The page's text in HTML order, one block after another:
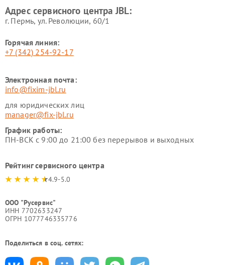
Адрес сервисного центра JBL:
г. Пермь, ул. ​Революции, 60/1
Горячая линия:
+7 (342) 254-92-17
Электронная почта:
info@fixim-jbl.ru
для юридических лиц
manager@fix-jbl.ru
График работы:
ПН-ВСК с 9:00 до 21:00 без перерывов и выходных
Рейтинг сервисного центра
4.9-5.0
ООО "Русервис"
ИНН 7702633247
ОГРН 1077746335776
Поделиться в соц. сетях: